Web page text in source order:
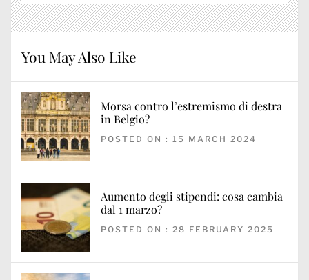
You May Also Like
Morsa contro l’estremismo di destra
in Belgio?
POSTED ON : 15 MARCH 2024
Aumento degli stipendi: cosa cambia
dal 1 marzo?
POSTED ON : 28 FEBRUARY 2025